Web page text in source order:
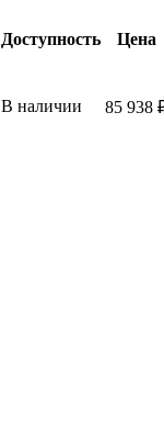
Доступность Цена
В наличии 85 938